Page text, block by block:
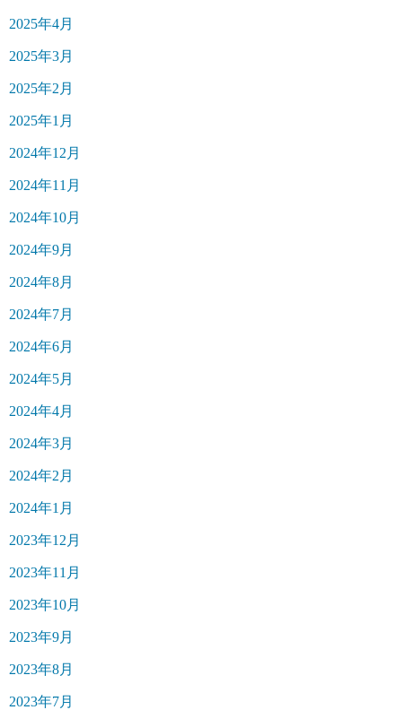
2025年4月
2025年3月
2025年2月
2025年1月
2024年12月
2024年11月
2024年10月
2024年9月
2024年8月
2024年7月
2024年6月
2024年5月
2024年4月
2024年3月
2024年2月
2024年1月
2023年12月
2023年11月
2023年10月
2023年9月
2023年8月
2023年7月